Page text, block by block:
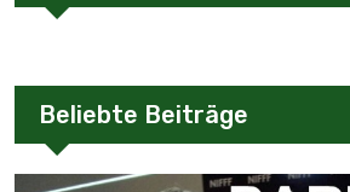
Beliebte Beiträge